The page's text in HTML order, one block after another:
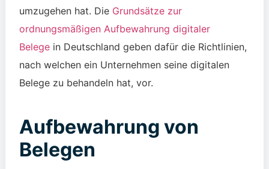
umzugehen hat. Die Grundsätze zur
ordnungsmäßigen Aufbewahrung digitaler
Belege in Deutschland geben dafür die Richtlinien,
nach welchen ein Unternehmen seine digitalen
Belege zu behandeln hat, vor.
Aufbewahrung von
Belegen